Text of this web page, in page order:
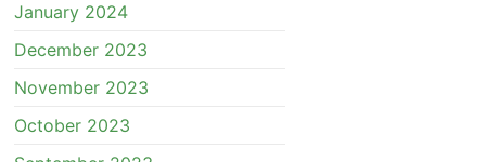
January 2024
December 2023
November 2023
October 2023